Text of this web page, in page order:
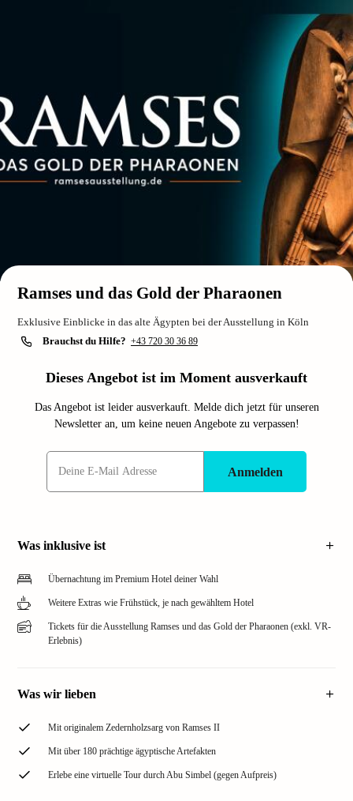
Ramses und das Gold der Pharaonen
Exklusive Einblicke in das alte Ägypten bei der Ausstellung in Köln
Brauchst du Hilfe? +43 720 30 36 89
Dieses Angebot ist im Moment ausverkauft
Das Angebot ist leider ausverkauft. Melde dich jetzt für unseren
Newsletter an, um keine neuen Angebote zu verpassen!
Anmelden
Was inklusive ist
Übernachtung im Premium Hotel deiner Wahl
Weitere Extras wie Frühstück, je nach gewähltem Hotel
Tickets für die Ausstellung Ramses und das Gold der Pharaonen (exkl. VR-
Erlebnis)
Was wir lieben
Mit originalem Zedernholzsarg von Ramses II
Mit über 180 prächtige ägyptische Artefakten
Erlebe eine virtuelle Tour durch Abu Simbel (gegen Aufpreis)